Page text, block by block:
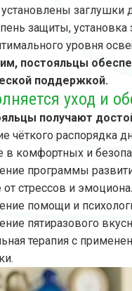
заглушки
защиты,
уровня
постояльцы
поддержкой.
уход и
получают
чёткого распорядка
комфортных и
программы
стрессов и
помощи и
пятиразового
терапия с